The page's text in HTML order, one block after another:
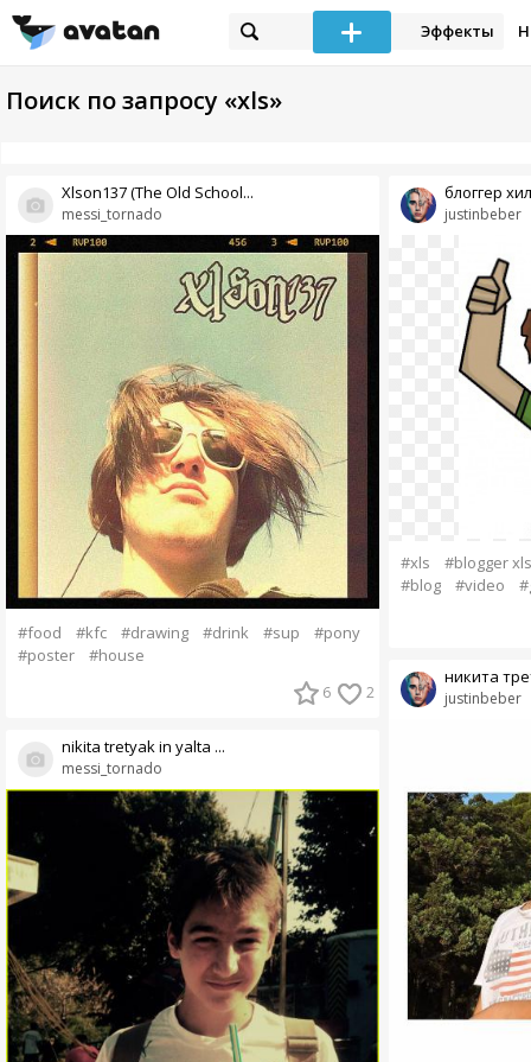
Эффекты
Поиск по запросу «xls»
messi_tornado
Xlson137 (The Old School...
#food #kfc #drawing #drink #sup
#pony
#poster
#house
6 2
messi_tornado
nikita tretyak in yalta ...
justinbeber
блоггер
#xls
#blogger xls
#blog
#video
justinbeber
никита